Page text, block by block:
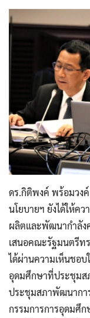
ดร.กิติพงค์ พร้อมวง
นโยบายฯ ยังได้ให้ค
ผลิตและพัฒนากำลัง
เสนอคณะรัฐมนตรีท
ได้ผ่านความเห็นชอ
อุดมศึกษาที่ประชุมส
ประชุมสภาพัฒนากา
กรรมการการอุดมศึ